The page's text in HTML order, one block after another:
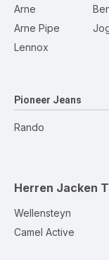
Arne
Arne Pipe
Lennox
Pioneer Jeans
Rando
Herren Jacken
Wellensteyn
Camel Active